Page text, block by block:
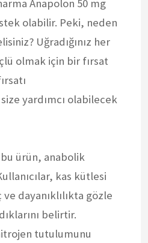
Anapolon 50 mg
olabilir. Peki, neden
Uğradığınız her
olmak için bir fırsat
yardımcı olabilecek
ürün, anabolik
kas kütlesi
ve dayanıklılıkta gözle
belirtir.
tutulumunu